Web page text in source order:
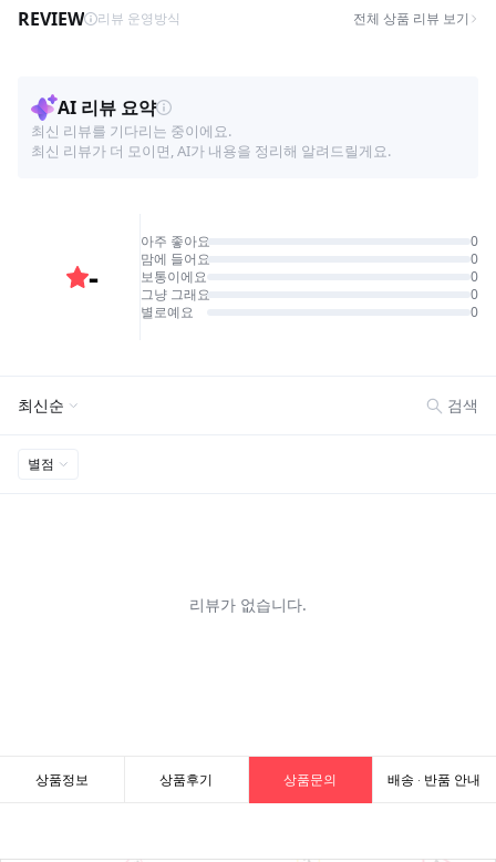
상품정보 상품후기 상품문의 배송 · 반품 안내